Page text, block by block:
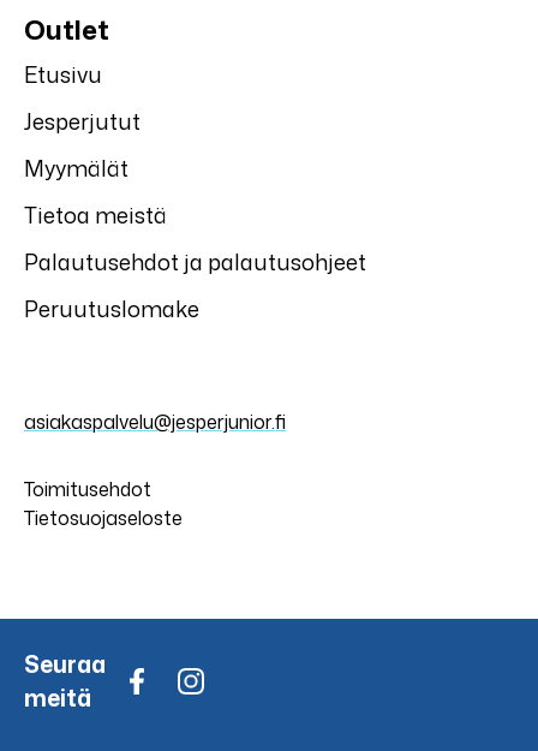
Outlet
Etusivu
Jesperjutut
Myymälät
Tietoa meistä
Palautusehdot ja palautusohjeet
Peruutuslomake
asiakaspalvelu@jesperjunior.fi
Toimitusehdot
Tietosuojaseloste
Seuraa
meitä